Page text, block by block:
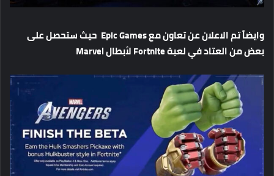
وايضاً تم الاعلان عن تعاون مع Epic Games حيث ستحصل على
بعض من العتاد في لعبة Fortnite لأبطال Marvel